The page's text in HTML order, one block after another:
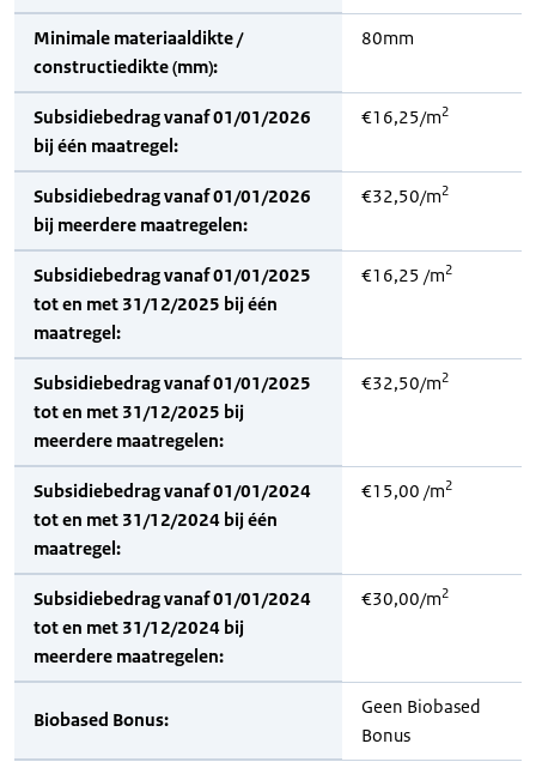
Minimale materiaaldikte /
constructiedikte (mm):
80mm
Subsidiebedrag vanaf 01/01/2026
bij één maatregel:
€16,25/m2
Subsidiebedrag vanaf 01/01/2026
bij meerdere maatregelen:
€32,50/m2
Subsidiebedrag vanaf 01/01/2025
tot en met 31/12/2025 bij één
maatregel:
€16,25 /m2
Subsidiebedrag vanaf 01/01/2025
tot en met 31/12/2025 bij
meerdere maatregelen:
€32,50/m2
Subsidiebedrag vanaf 01/01/2024
tot en met 31/12/2024 bij één
maatregel:
€15,00 /m2
Subsidiebedrag vanaf 01/01/2024
tot en met 31/12/2024 bij
meerdere maatregelen:
€30,00/m2
Biobased Bonus:
Geen Biobased
Bonus